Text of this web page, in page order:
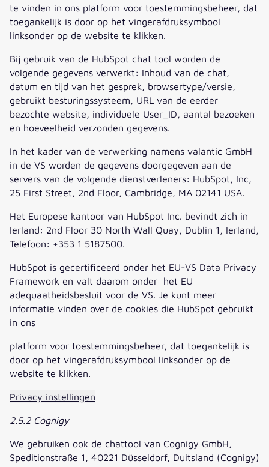
te vinden in ons platform voor toestemmingsbeheer, dat
toegankelijk is door op het vingerafdruksymbool
linksonder op de website te klikken.
Bij gebruik van de HubSpot chat tool worden de
volgende gegevens verwerkt: Inhoud van de chat,
datum en tijd van het gesprek, browsertype/versie,
gebruikt besturingssysteem, URL van de eerder
bezochte website, individuele User_ID, aantal bezoeken
en hoeveelheid verzonden gegevens.
In het kader van de verwerking namens valantic GmbH
in de VS worden de gegevens doorgegeven aan de
servers van de volgende dienstverleners: HubSpot, Inc,
25 First Street, 2nd Floor, Cambridge, MA 02141 USA.
Het Europese kantoor van HubSpot Inc. bevindt zich in
Ierland: 2nd Floor 30 North Wall Quay, Dublin 1, Ierland,
Telefoon: +353 1 5187500.
HubSpot is gecertificeerd onder het EU-VS Data Privacy
Framework en valt daarom onder het EU
adequaatheidsbesluit voor de VS. Je kunt meer
informatie vinden over de cookies die HubSpot gebruikt
in ons
platform voor toestemmingsbeheer, dat toegankelijk is
door op het vingerafdruksymbool linksonder op de
website te klikken.
Privacy instellingen
2.5.2 Cognigy
We gebruiken ook de chattool van Cognigy GmbH,
Speditionstraße 1, 40221 Düsseldorf, Duitsland (Cognigy)